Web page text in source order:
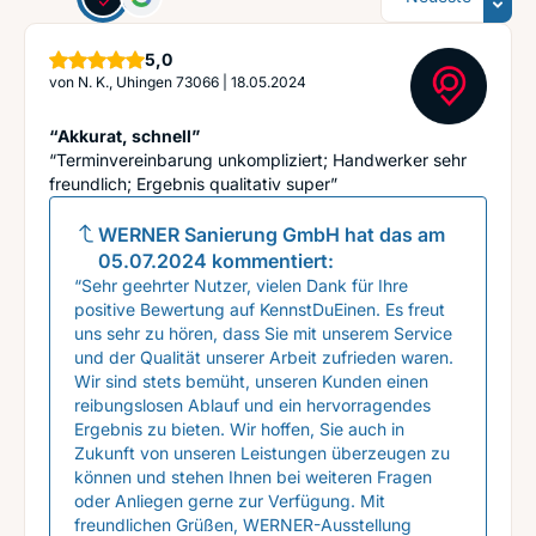
5,0Sterne
von N. K., Uhingen 73066 18.05.2024
“Akkurat, schnell”
“Terminvereinbarung unkompliziert; Handwerker sehr
freundlich; Ergebnis qualitativ super”
WERNER Sanierung GmbH hat das am
05.07.2024 kommentiert:
“Sehr geehrter Nutzer, vielen Dank für Ihre
positive Bewertung auf KennstDuEinen. Es freut
uns sehr zu hören, dass Sie mit unserem Service
und der Qualität unserer Arbeit zufrieden waren.
Wir sind stets bemüht, unseren Kunden einen
reibungslosen Ablauf und ein hervorragendes
Ergebnis zu bieten. Wir hoffen, Sie auch in
Zukunft von unseren Leistungen überzeugen zu
können und stehen Ihnen bei weiteren Fragen
oder Anliegen gerne zur Verfügung. Mit
freundlichen Grüßen, WERNER-Ausstellung